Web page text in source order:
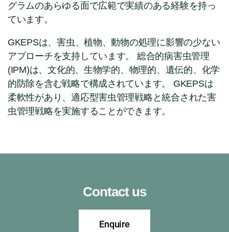
グラムのあらゆる面で広範で実績のある経験を持っ
ています。
GKEPSは、害虫、植物、動物の処理に影響の少ない
アプローチを支持しています。 総合的病害虫管理
(IPM)は、文化的、生物学的、物理的、遺伝的、化学
的防除を含む戦略で構成されています。 GKEPSは
柔軟性があり、適応型害虫管理戦略と統合された害
虫管理戦略を実施することができます。
Contact us
Enquire